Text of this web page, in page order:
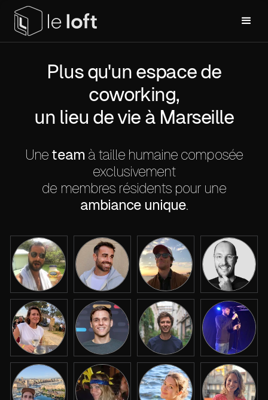
Plus qu'un espace de
coworking,
un lieu de vie à Marseille
Une teamà taille humaine composée
exclusivement
de membres résidents pour une
ambiance unique.